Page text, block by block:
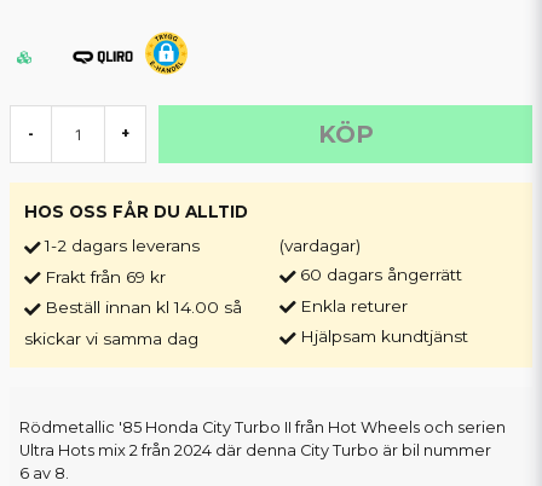
- + KÖP
HOS OSS FÅR DU ALLTID
1-2 dagars leverans
Frakt från 69 kr
Beställ innan kl 14.00 så
skickar vi samma dag
(vardagar)
60 dagars ångerrätt
Enkla returer
Hjälpsam kundtjänst
Rödmetallic '85 Honda City Turbo II från Hot Wheels och serien
Ultra Hots mix 2 från 2024 där denna City Turbo är bil nummer
6 av 8.